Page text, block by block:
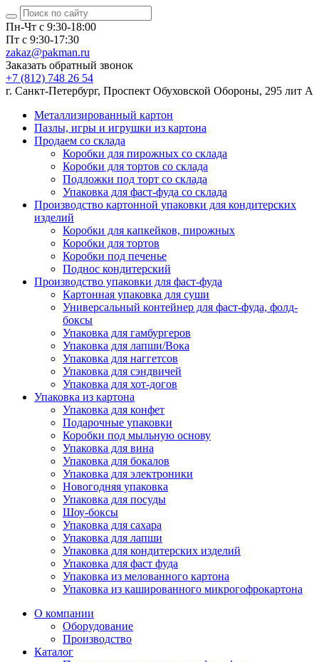
Пн-Чт с 9:30-18:00
Пт с 9:30-17:30
zakaz@pakman.ru
Заказать обратный звонок
+7 (812) 748 26 54
г. Санкт-Петербург, Проспект Обуховской Обороны, 295 лит А
Металлизированный картон
Пазлы, игры и игрушки из картона
Продаем со склада
Коробки для пирожных со склада
Коробки для тортов со склада
Подложки под торт со склада
Упаковка для фаст-фуда со склада
Производство картонной упаковки для кондитерских
изделий
Коробки для капкейков, пирожных
Коробки для тортов
Коробки под печенье
Поднос кондитерский
Производство упаковки для фаст-фуда
Картонная упаковка для суши
Универсальный контейнер для фаст-фуда, фолд-
боксы
Упаковка для гамбургеров
Упаковка для лапши/Вока
Упаковка для наггетсов
Упаковка для сэндвичей
Упаковка для хот-догов
Упаковка из картона
Упаковка для конфет
Подарочные упаковки
Коробки под мыльную основу
Упаковка для вина
Упаковка для бокалов
Упаковка для электроники
Новогодняя упаковка
Упаковка для посуды
Шоу-боксы
Упаковка для сахара
Упаковка для лапши
Упаковка для кондитерских изделий
Упаковка для фаст фуда
Упаковка из мелованного картона
Упаковка из кашированного микрогофрокартона
О компании
Оборудование
Производство
Каталог